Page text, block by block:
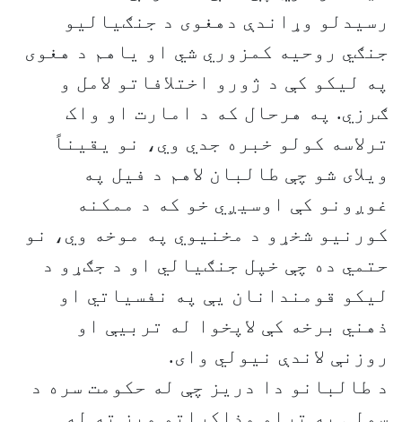
رسيدلو وړاندې دهغوى د جنګياليو
جنګي روحيه کمزوري شي او ياهم د هغوى
په ليکو کې د ژورو اختلافاتو لامل و
ګرزي. په هرحال که د امارت او واک
ترلاسه کولو خبره جدي وي، نو يقيناً
ويلاى شو چې طالبان لاهم د فيل په
غوږونو کې اوسيږي خو که د ممکنه
کورنيو شخړو د مخنیوي په موخه وي، نو
حتمي ده چې خپل جنګيالي او د جګړو د
ليکو قومندانان يې په نفسياتي او
ذهني برخه کې لاپخوا له تربيې او
روزنې لاندې نيولي واى.
د طالبانو دا دريز چې له حکومت سره د
سولې په تړاو مذاکراتو ميز ته له